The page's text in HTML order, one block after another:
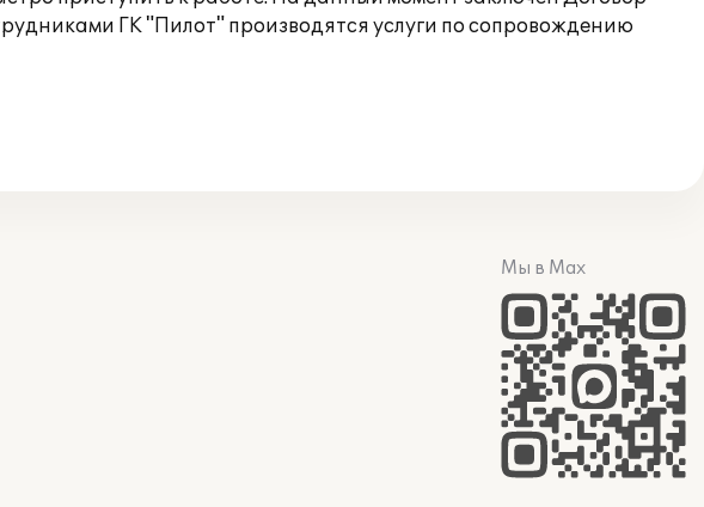
ГК "Пилот" производятся услуги по сопровождению
Мы в Max